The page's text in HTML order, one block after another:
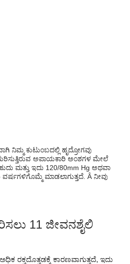
ನಿಮ್ಮ ಕುಟುಂಬದಲ್ಲಿ ಹೃದ್ರೋಗವು
ಅಪಾಯಕಾರಿ ಅಂಶಗಳ ಮೇಲೆ
ಮತ್ತು ಇದು 120/80mm Hg ಅಥವಾ
ವರ್ಷಗಳಿಗೊಮ್ಮೆ ಮಾಡಲಾಗುತ್ತದೆ. Â ನೀವು
11 ಜೀವನಶೈಲಿ
ರಕ್ತದೊತ್ತಡಕ್ಕೆ ಕಾರಣವಾಗುತ್ತದೆ, ಇದು